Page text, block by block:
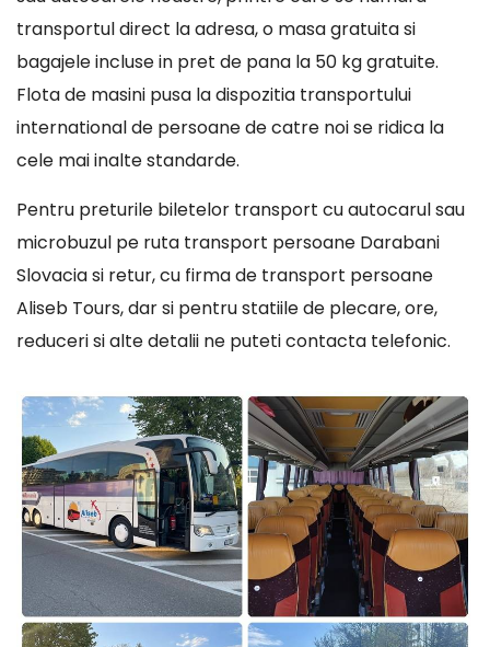
transportul direct la adresa, o masa gratuita si
bagajele incluse in pret de pana la 50 kg gratuite.
Flota de masini pusa la dispozitia transportului
international de persoane de catre noi se ridica la
cele mai inalte standarde.
Pentru preturile biletelor transport cu autocarul sau
microbuzul pe ruta transport persoane Darabani
Slovacia si retur, cu firma de transport persoane
Aliseb Tours, dar si pentru statiile de plecare, ore,
reduceri si alte detalii ne puteti contacta telefonic.